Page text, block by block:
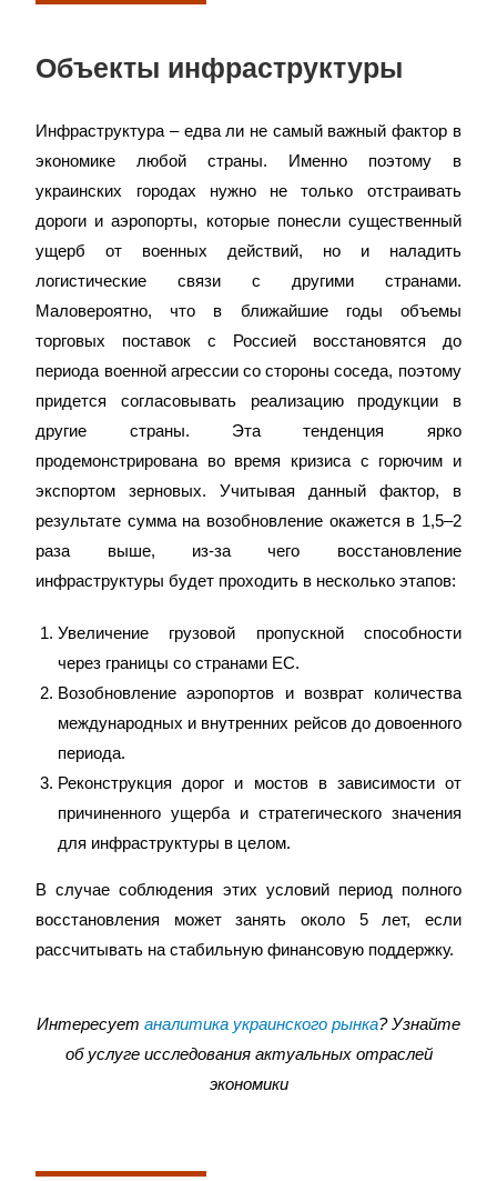
Объекты инфраструктуры
Инфраструктура – ​​едва ли не самый важный фактор в
экономике любой страны. Именно поэтому в
украинских городах нужно не только отстраивать
дороги и аэропорты, которые понесли существенный
ущерб от военных действий, но и наладить
логистические связи с другими странами.
Маловероятно, что в ближайшие годы объемы
торговых поставок с Россией восстановятся до
периода военной агрессии со стороны соседа, поэтому
придется согласовывать реализацию продукции в
другие страны. Эта тенденция ярко
продемонстрирована во время кризиса с горючим и
экспортом зерновых. Учитывая данный фактор, в
результате сумма на возобновление окажется в 1,5–2
раза выше, из-за чего восстановление
инфраструктуры будет проходить в несколько этапов:
Увеличение грузовой пропускной способности
через границы со странами ЕС.
Возобновление аэропортов и возврат количества
международных и внутренних рейсов до довоенного
периода.
Реконструкция дорог и мостов в зависимости от
причиненного ущерба и стратегического значения
для инфраструктуры в целом.
В случае соблюдения этих условий период полного
восстановления может занять около 5 лет, если
рассчитывать на стабильную финансовую поддержку.
Интересует аналитика украинского рынка? Узнайте
об услуге исследования актуальных отраслей
экономики